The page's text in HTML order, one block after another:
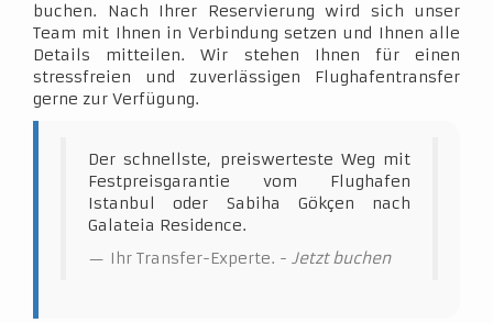
buchen. Nach Ihrer Reservierung wird sich unser
Team mit Ihnen in Verbindung setzen und Ihnen alle
Details mitteilen. Wir stehen Ihnen für einen
stressfreien und zuverlässigen Flughafentransfer
gerne zur Verfügung.
Der schnellste, preiswerteste Weg mit
Festpreisgarantie vom Flughafen
Istanbul oder Sabiha Gökçen nach
Galateia Residence.
Ihr Transfer-Experte. - Jetzt buchen